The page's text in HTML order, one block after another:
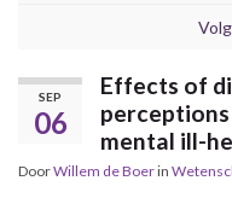
SEP
06
Effects of
mental ill-
DoorWillem de Boerin